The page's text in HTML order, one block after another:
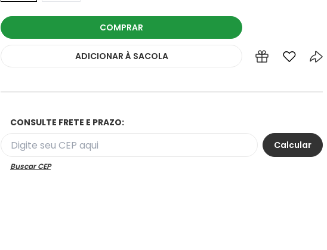
COMPRAR
ADICIONAR À SACOLA
CONSULTE FRETE E PRAZO:
Buscar CEP